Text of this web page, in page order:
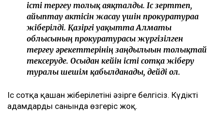
істі тергеу толық аяқталды. Іс зерттеп,
айыптау актісін жасау үшін прокуратураға
жіберілді. Қазіргі уақытта Алматы
облысының прокуратурасы жүргізілген
тергеу әрекеттерінің заңдылығын толықтай
тексеруде. Осыдан кейін істі сотқа жіберу
туралы шешім қабылданады, дейді ол.
Іс сотқа қашан жіберілетіні әзірге белгісіз. Күдікті
адамдардың санында өзгеріс жоқ.